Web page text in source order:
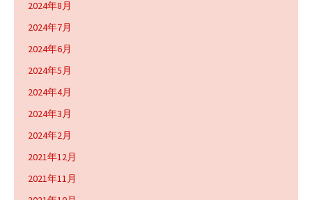
2024年8月
2024年7月
2024年6月
2024年5月
2024年4月
2024年3月
2024年2月
2021年12月
2021年11月